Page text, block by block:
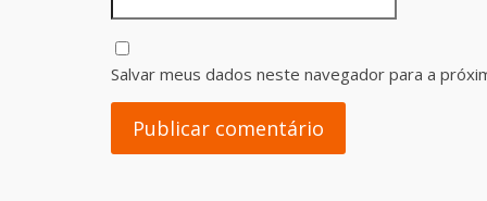
Salvar meus dados neste navegador para a